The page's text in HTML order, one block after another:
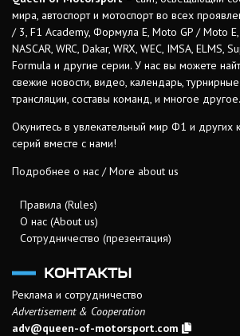
мира, автоспорт и мотоспорт во всех
/ 3, F1 Academy, Формула Е, Moto GP / Moto E,
NASCAR, WRC, Dakar, WRX, WEC, IMSA, ELMS,
Formula и другие серии. У нас вы можете
свежие новости, видео, календарь,
трансляции, составы команд, и многое другое.
Окунитесь в увлекательный мир Ф1 и других
серий вместе с нами!
Подробнее о нас / More about us
Правила (Rules)
О нас (About us)
Сотрудничество (презентация)
КОНТАКТЫ
Реклама и сотрудничество
Advertisement & Cooperation
adv@queen-of-motorsport.com